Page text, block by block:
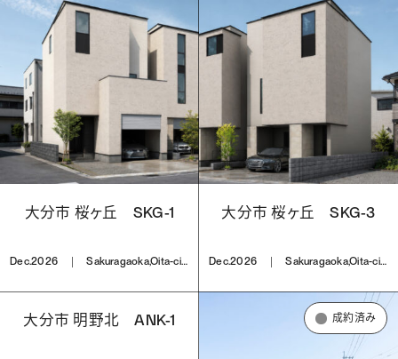
大分市 桜ヶ丘 SKG-1
Dec.2026 Sakuragaoka,Oita-city.Oita
大分市 桜ヶ丘 SKG-3
Dec.2026 Sakuragaoka,Oita-city.Oita
大分市 明野北 ANK-1 成約済み